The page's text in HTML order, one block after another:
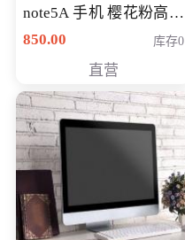
note5A 手机 樱花粉高配
版 全网通(3G+32G)
850.00 库存0
直营